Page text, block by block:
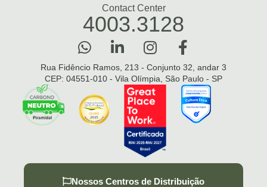
Contact Center
4003.3128
Rua Fidêncio Ramos, 213 - Conjunto 32, andar 3
CEP: 04551-010 - Vila Olímpia, São Paulo - SP
Nossos Centros de Distribuição